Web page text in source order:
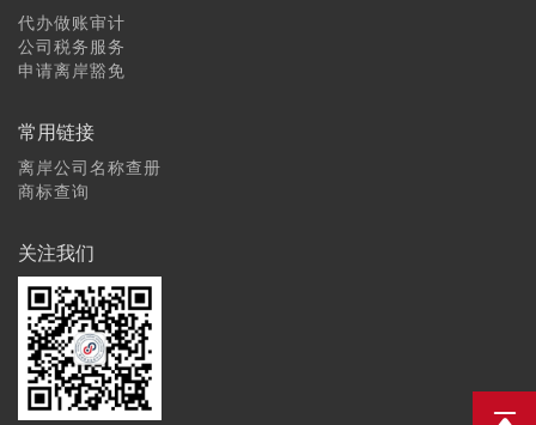
代办做账审计
公司税务服务
申请离岸豁免
常用链接
离岸公司名称查册
商标查询
关注我们